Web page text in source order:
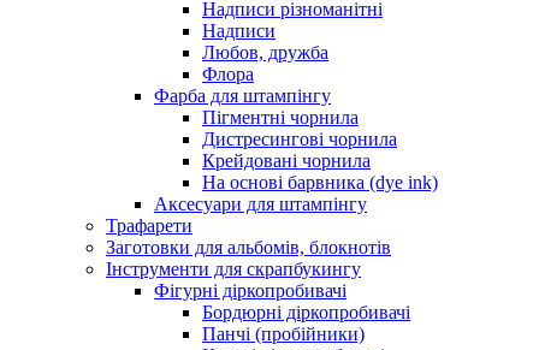
Надписи різноманітні
Надписи
Любов, дружба
Флора
Фарба для штампінгу
Пігментні чорнила
Дистресингові чорнила
Крейдовані чорнила
На основі барвника (dye ink)
Аксесуари для штампінгу
Трафарети
Заготовки для альбомів, блокнотів
Інструменти для скрапбукингу
Фігурні діркопробивачі
Бордюрні діркопробивачі
Панчі (пробійники)